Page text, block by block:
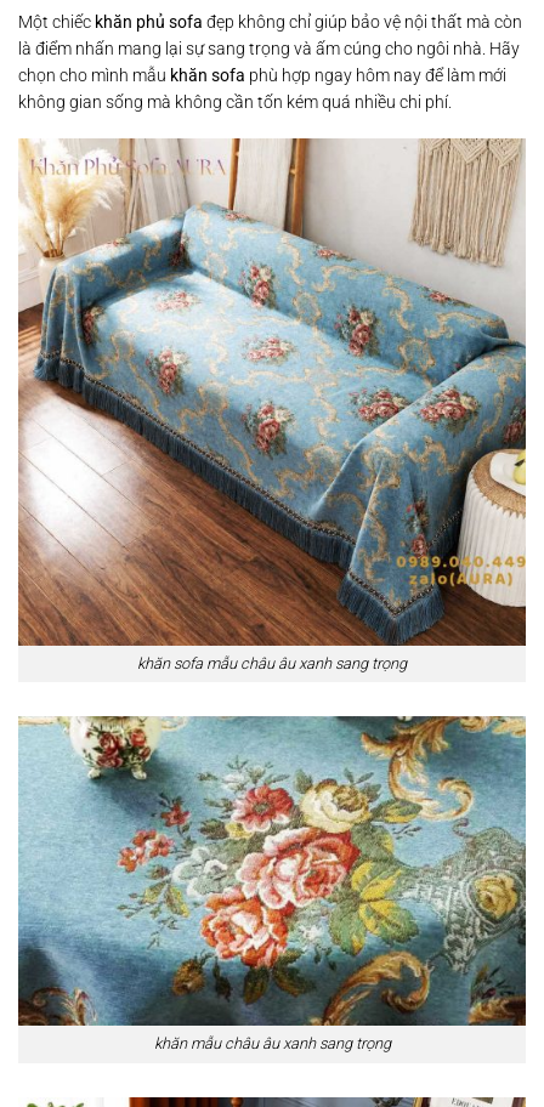
Một chiếc khăn phủ sofa đẹp không chỉ giúp bảo vệ nội thất mà còn
là điểm nhấn mang lại sự sang trọng và ấm cúng cho ngôi nhà. Hãy
chọn cho mình mẫu khăn sofa phù hợp ngay hôm nay để làm mới
không gian sống mà không cần tốn kém quá nhiều chi phí.
khăn sofa mẫu châu âu xanh sang trọng
khăn mẫu châu âu xanh sang trọng